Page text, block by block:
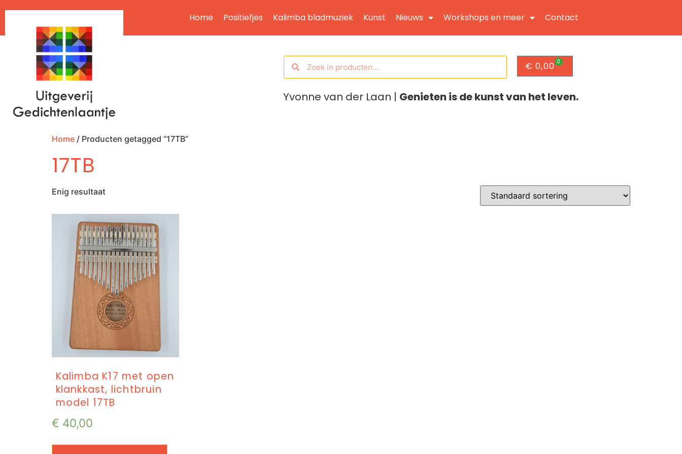
Home Positiefjes Kalimba bladmuziek Kunst Nieuws Workshops en meer Contact
€ 0,00 0
Yvonne van der Laan | Genieten is de kunst van het leven.
Home / Producten getagged “17TB”
17TB
Enig resultaat
Kalimba K17 met open
klankkast, lichtbruin
model 17TB
€ 40,00